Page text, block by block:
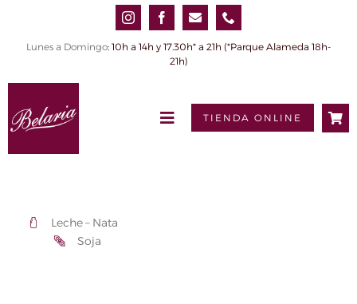
contenido
Lunes a Domingo: 10h a 14h y 17.30h* a 21h (*Parque Alameda 18h-
21h)
Toggle
INICIO
PRODUCTOS
TIENDA ONLINE
Leche – Nata
Soja